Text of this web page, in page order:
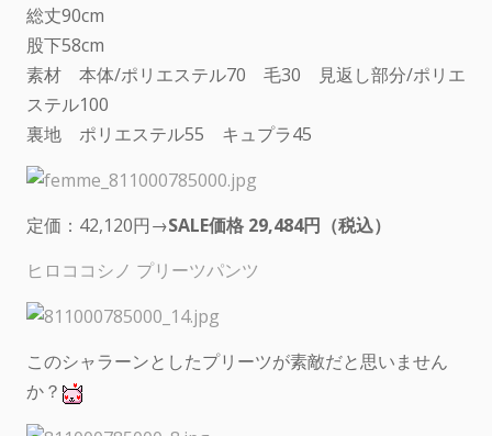
総丈90cm
股下58cm
素材 本体/ポリエステル70 毛30 見返し部分/ポリエ
ステル100
裏地 ポリエステル55 キュプラ45
定価：42,120円→SALE価格 29,484円（税込）
ヒロココシノ プリーツパンツ
このシャラーンとしたプリーツが素敵だと思いません
か？